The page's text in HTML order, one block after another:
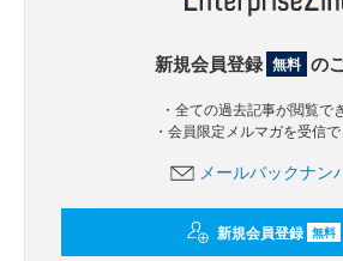
新規会員登録 無料 の
・全ての過去記事が閲覧で
・会員限定メルマガを受信
メールバックナン
新規会員登録 無料